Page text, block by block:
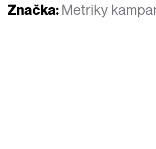
Značka: Metriky